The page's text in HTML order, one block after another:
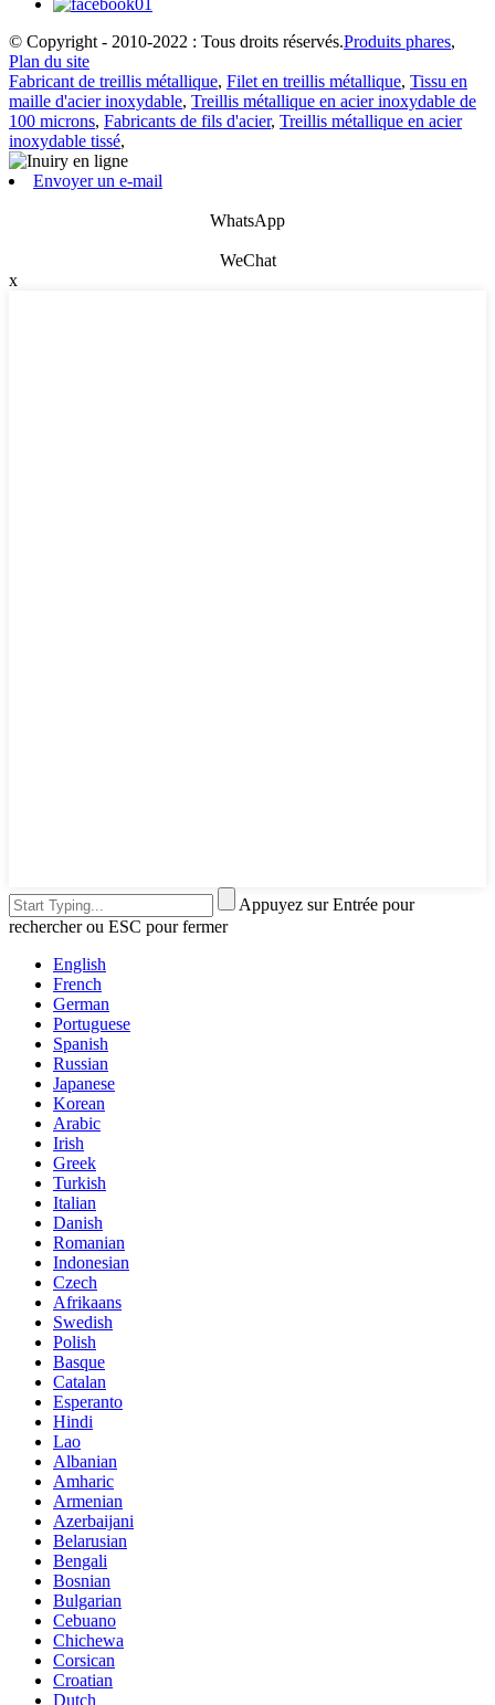
© Copyright - 2010-2022 : Tous droits réservés.Produits phares,
Plan du site
Fabricant de treillis métallique, Filet en treillis métallique, Tissu en
maille d'acier inoxydable, Treillis métallique en acier inoxydable de
100 microns, Fabricants de fils d'acier, Treillis métallique en acier
inoxydable tissé,
Envoyer un e-mail
WhatsApp
WeChat
x
Appuyez sur Entrée pour
rechercher ou ESC pour fermer
English
French
German
Portuguese
Spanish
Russian
Japanese
Korean
Arabic
Irish
Greek
Turkish
Italian
Danish
Romanian
Indonesian
Czech
Afrikaans
Swedish
Polish
Basque
Catalan
Esperanto
Hindi
Lao
Albanian
Amharic
Armenian
Azerbaijani
Belarusian
Bengali
Bosnian
Bulgarian
Cebuano
Chichewa
Corsican
Croatian
Dutch